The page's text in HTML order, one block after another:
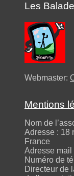
Les
Webmaster:
Mentions
Nom de
Adresse : 18
France
Adresse mail
Numéro de
Directeur de